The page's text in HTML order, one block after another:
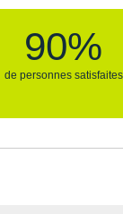
90%
de personnes satisfaites